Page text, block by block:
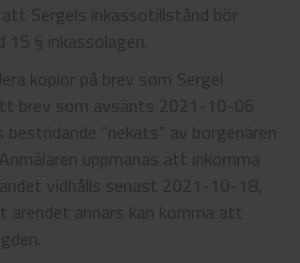
Sergels inkassotillstånd bör
15 § inkassolagen.
kopior på brev som Sergel
brev som avsänts 2021-10-06
”nekats” av borgenären
uppmanas att inkomma
vidhålls senast 2021-10-18,
annars kan komma att